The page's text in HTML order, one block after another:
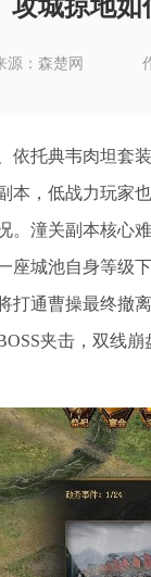
源：森楚网
依托典韦肉坦套
本，低战力玩家
。潼关副本核心
座城池自身等级
打通曹操最终撤
夹击，双线